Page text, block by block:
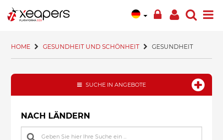
HOME GESUNDHEIT UND SCHÖNHEIT GESUNDHEIT
SUCHE IN ANGEBOTE
NACH LÄNDERN